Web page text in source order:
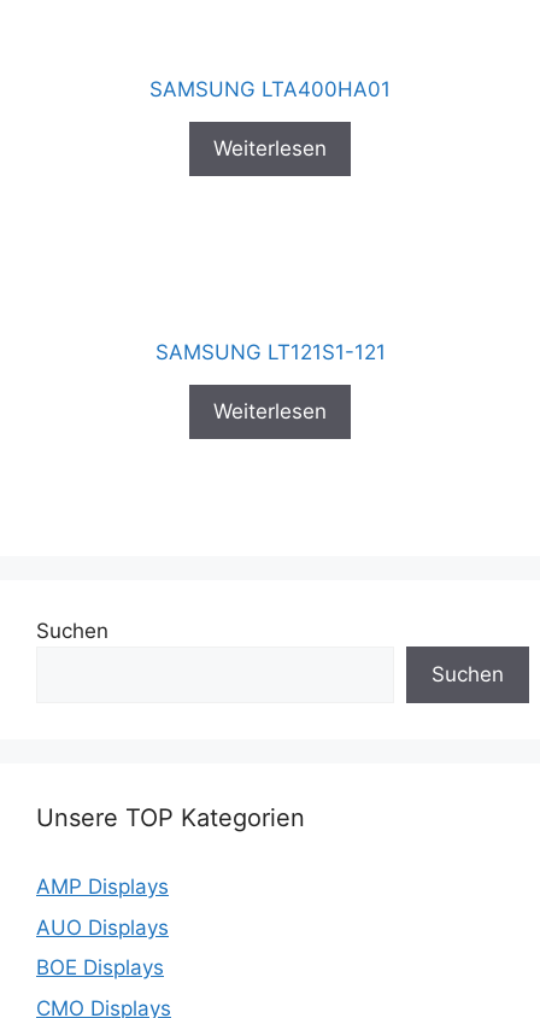
SAMSUNG LTA400HA01
Weiterlesen
SAMSUNG LT121S1-121
Weiterlesen
Suchen
Suchen
Unsere TOP Kategorien
AMP Displays
AUO Displays
BOE Displays
CMO Displays